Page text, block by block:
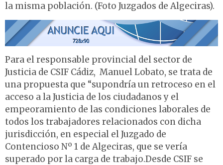
la misma población. (Foto Juzgados de Algeciras).
Para el responsable provincial del sector de
Justicia de CSIF Cádiz, Manuel Lobato, se trata de
una propuesta que “supondría un retroceso en el
acceso a la Justicia de los ciudadanos y el
empeoramiento de las condiciones laborales de
todos los trabajadores relacionados con dicha
jurisdicción, en especial el Juzgado de
Contencioso Nº 1 de Algeciras, que se vería
superado por la carga de trabajo.Desde CSIF se